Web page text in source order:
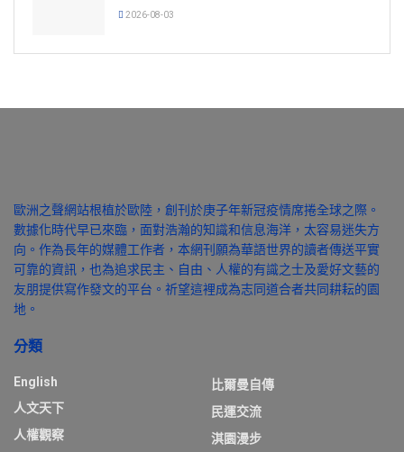
2026-08-03
歐洲之聲網站根植於歐陸，創刊於庚子年新冠疫情席捲全球之際。
數據化時代早已來臨，面對浩瀚的知識和信息海洋，太容易迷失方
向。作為長年的媒體工作者，本網刊願為華語世界的讀者傳送平實
可靠的資訊，也為追求民主、自由、人權的有識之士及愛好文藝的
友朋提供寫作發文的平台。祈望這裡成為志同道合者共同耕耘的園
地。
分類
English
人文天下
人權觀察
比爾曼自傳
民運交流
淇園漫步